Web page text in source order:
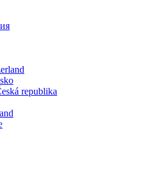
republika